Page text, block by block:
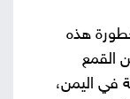
هذه
القمع
في اليمن،